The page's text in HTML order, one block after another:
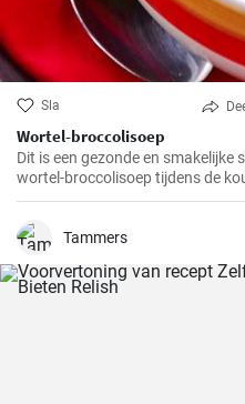
Sla
Wortel-broccolisoep
Dit is een gezonde en
wortel-broccolisoep tijdens de
Tammers